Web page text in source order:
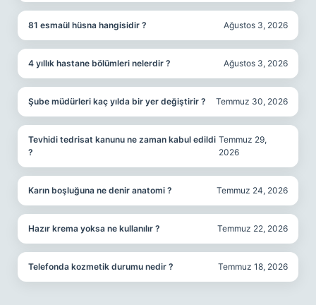
81 esmaül hüsna hangisidir ? Ağustos 3, 2026
4 yıllık hastane bölümleri nelerdir ? Ağustos 3, 2026
Şube müdürleri kaç yılda bir yer değiştirir ? Temmuz 30, 2026
Tevhidi tedrisat kanunu ne zaman kabul edildi
?
Temmuz 29,
2026
Karın boşluğuna ne denir anatomi ? Temmuz 24, 2026
Hazır krema yoksa ne kullanılır ? Temmuz 22, 2026
Telefonda kozmetik durumu nedir ? Temmuz 18, 2026